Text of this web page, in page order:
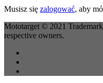
Musisz się zalogować, aby
Mototarget © 2021
respective owners.